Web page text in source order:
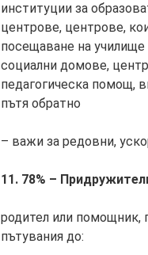
институции за
центрове, центрове,
посещаване на училище
социални домове,
педагогическа помощ,
пътя обратно
– важи за редовни,
11. 78% –
родител или помощник,
пътувания до: